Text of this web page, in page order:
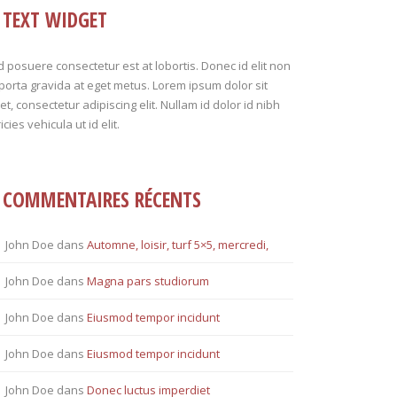
TEXT WIDGET
posuere consectetur est at lobortis. Donec id elit non
gravida at eget metus. Lorem ipsum dolor sit
consectetur adipiscing elit. Nullam id dolor id nibh
vehicula ut id elit.
COMMENTAIRES RÉCENTS
John Doe dans Automne, loisir, turf 5×5, mercredi,
John Doe dans Magna pars studiorum
John Doe dans Eiusmod tempor incidunt
John Doe dans Eiusmod tempor incidunt
John Doe dans Donec luctus imperdiet